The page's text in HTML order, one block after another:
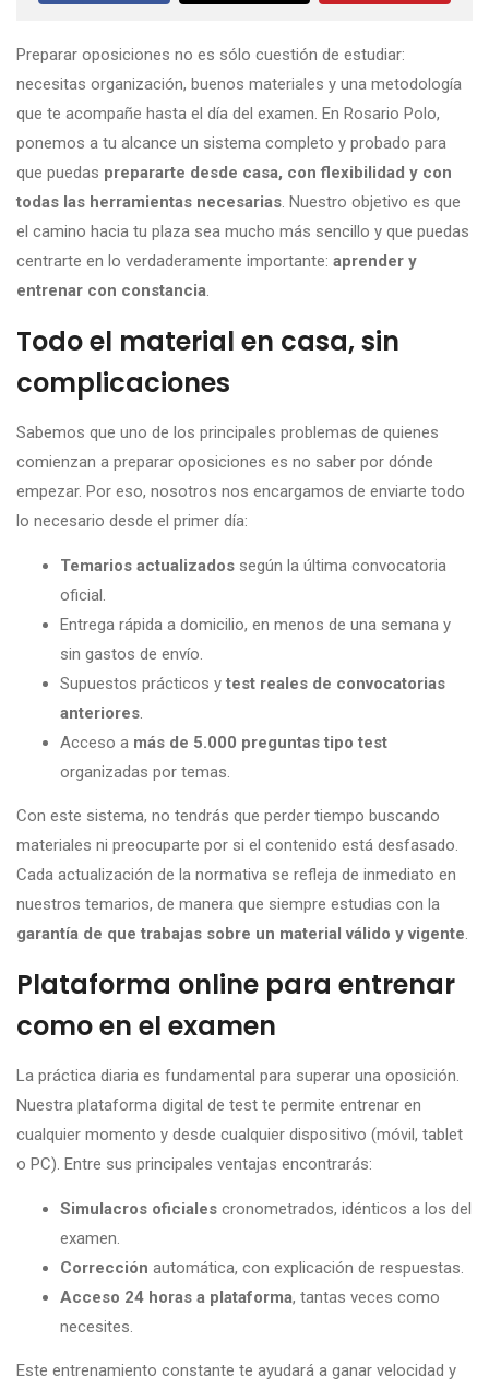
Preparar oposiciones no es sólo cuestión de estudiar:
necesitas organización, buenos materiales y una metodología
que te acompañe hasta el día del examen. En Rosario Polo,
ponemos a tu alcance un sistema completo y probado para
que puedas prepararte desde casa, con flexibilidad y con
todas las herramientas necesarias. Nuestro objetivo es que
el camino hacia tu plaza sea mucho más sencillo y que puedas
centrarte en lo verdaderamente importante: aprender y
entrenar con constancia.
Todo el material en casa, sin
complicaciones
Sabemos que uno de los principales problemas de quienes
comienzan a preparar oposiciones es no saber por dónde
empezar. Por eso, nosotros nos encargamos de enviarte todo
lo necesario desde el primer día:
Temarios actualizados según la última convocatoria
oficial.
Entrega rápida a domicilio, en menos de una semana y
sin gastos de envío.
Supuestos prácticos y test reales de convocatorias
anteriores.
Acceso a más de 5.000 preguntas tipo test
organizadas por temas.
Con este sistema, no tendrás que perder tiempo buscando
materiales ni preocuparte por si el contenido está desfasado.
Cada actualización de la normativa se refleja de inmediato en
nuestros temarios, de manera que siempre estudias con la
garantía de que trabajas sobre un material válido y vigente.
Plataforma online para entrenar
como en el examen
La práctica diaria es fundamental para superar una oposición.
Nuestra plataforma digital de test te permite entrenar en
cualquier momento y desde cualquier dispositivo (móvil, tablet
o PC). Entre sus principales ventajas encontrarás:
Simulacros oficiales cronometrados, idénticos a los del
examen.
Corrección automática, con explicación de respuestas.
Acceso 24 horas a plataforma, tantas veces como
necesites.
Este entrenamiento constante te ayudará a ganar velocidad y